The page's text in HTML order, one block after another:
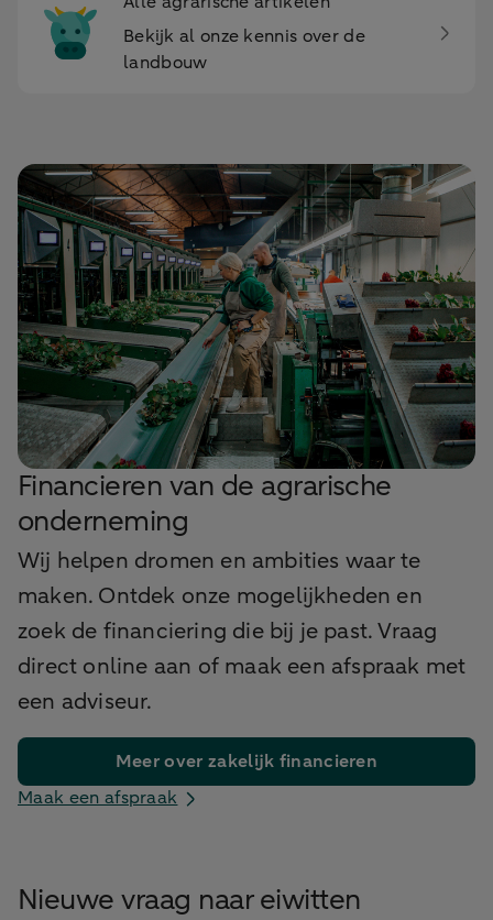
Bekijk al onze kennis over de
landbouw
Financieren van de agrarische
onderneming
Wij helpen dromen en ambities waar te
maken. Ontdek onze mogelijkheden en
zoek de financiering die bij je past. Vraag
direct online aan of maak een afspraak met
een adviseur.
Meer over zakelijk financieren
Maak een afspraak
Nieuwe vraag naar eiwitten